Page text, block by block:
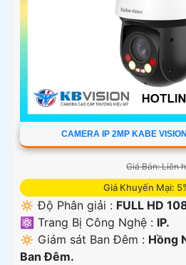
CAMERA IP 2MP KABE
Giá Bán: Liên
Giá Khuyến Mại:
🔅 Độ Phân giải : FULL HD
⚛️ Trang Bị Công Nghệ : IP.
🔅 Giám sát Ban Đêm : Hồng
Ban Ðêm.